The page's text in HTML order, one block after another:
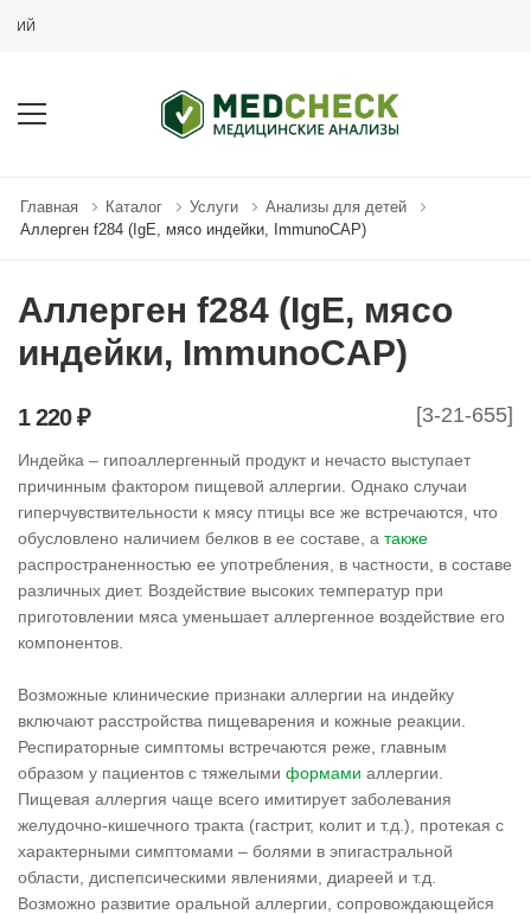
Главная Каталог Услуги
Анализы для детей
Аллерген f284 (IgE, мясо индейки, ImmunoCAP)
Аллерген f284 (IgE, мясо
индейки, ImmunoCAP)
[3-21-655]
1 220 ₽
Индейка – гипоаллергенный продукт и нечасто выступает
причинным фактором пищевой аллергии. Однако случаи
гиперчувствительности к мясу птицы все же встречаются, что
обусловлено наличием белков в ее составе, а также
распространенностью ее употребления, в частности, в составе
различных диет. Воздействие высоких температур при
приготовлении мяса уменьшает аллергенное воздействие его
компонентов.
Возможные клинические признаки аллергии на индейку
включают расстройства пищеварения и кожные реакции.
Респираторные симптомы встречаются реже, главным
образом у пациентов с тяжелыми формами аллергии.
Пищевая аллергия чаще всего имитирует заболевания
желудочно-кишечного тракта (гастрит, колит и т.д.), протекая с
характерными симптомами – болями в эпигастральной
области, диспепсическими явлениями, диареей и т.д.
Возможно развитие оральной аллергии, сопровождающейся